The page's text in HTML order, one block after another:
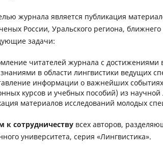
журнала является публикация
России, Уральского региона,
задачи:
читателей журнала с достижениями
в области лингвистики ведущих
информации о важнейших
курсов и учебных пособий) из
материалов исследований молодых
к сотрудничеству всех авторов,
университета, серия «Лингвистика».